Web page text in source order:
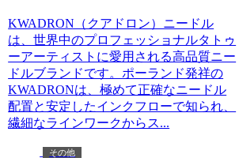
KWADRON（クアドロン）ニードル
は、世界中のプロフェッショナルタトゥ
ーアーティストに愛用される高品質ニー
ドルブランドです。ポーランド発祥の
KWADRONは、極めて正確なニードル
配置と安定したインクフローで知られ、
繊細なラインワークからス...
その他